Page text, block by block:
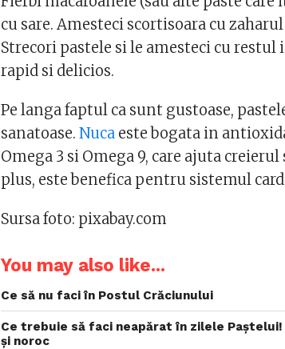
cu sare. Amesteci scortisoara cu
Strecori pastele si le amesteci cu
rapid si delicios.
Pe langa faptul ca sunt gustoase,
sanatoase.Nuca este bogata in
Omega 3 si Omega 9, care ajuta
plus, este benefica pentru sistemul
Sursa foto: pixabay.com
You may also like...
Ce să nu faci în Postul Crăciunului
Ce trebuie să faci neapărat în zilele
și noroc